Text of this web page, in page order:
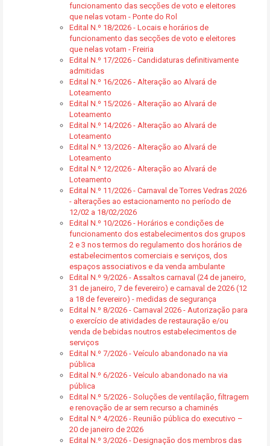
funcionamento das secções de voto e eleitores
que nelas votam - Ponte do Rol
Edital N.º 18/2026 - Locais e horários de
funcionamento das secções de voto e eleitores
que nelas votam - Freiria
Edital N.º 17/2026 - Candidaturas definitivamente
admitidas
Edital N.º 16/2026 - Alteração ao Alvará de
Loteamento
Edital N.º 15/2026 - Alteração ao Alvará de
Loteamento
Edital N.º 14/2026 - Alteração ao Alvará de
Loteamento
Edital N.º 13/2026 - Alteração ao Alvará de
Loteamento
Edital N.º 12/2026 - Alteração ao Alvará de
Loteamento
Edital N.º 11/2026 - Carnaval de Torres Vedras 2026
- alterações ao estacionamento no período de
12/02 a 18/02/2026
Edital N.º 10/2026 - Horários e condições de
funcionamento dos estabelecimentos dos grupos
2 e 3 nos termos do regulamento dos horários de
estabelecimentos comerciais e serviços, dos
espaços associativos e da venda ambulante
Edital N.º 9/2026 - Assaltos carnaval (24 de janeiro,
31 de janeiro, 7 de fevereiro) e carnaval de 2026 (12
a 18 de fevereiro) - medidas de segurança
Edital N.º 8/2026 - Carnaval 2026 - Autorização para
o exercício de atividades de restauração e/ou
venda de bebidas noutros estabelecimentos de
serviços
Edital N.º 7/2026 - Veículo abandonado na via
pública
Edital N.º 6/2026 - Veículo abandonado na via
pública
Edital N.º 5/2026 - Soluções de ventilação, filtragem
e renovação de ar sem recurso a chaminés
Edital N.º 4/2026 - Reunião pública do executivo –
20 de janeiro de 2026
Edital N.º 3/2026 - Designação dos membros das